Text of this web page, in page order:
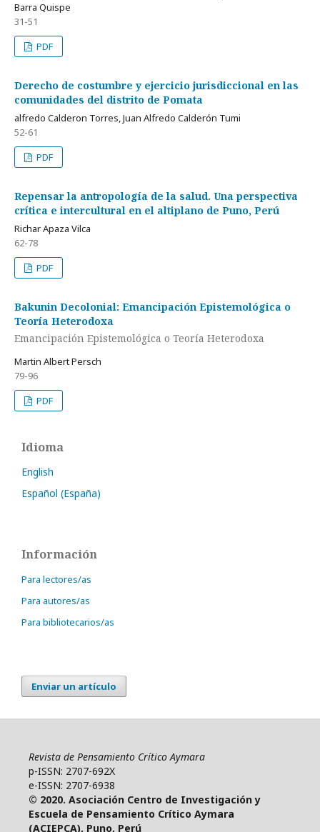
Barra Quispe
31-51
PDF
Derecho de costumbre y ejercicio jurisdiccional en las
comunidades del distrito de Pomata
alfredo Calderon Torres, Juan Alfredo Calderón Tumi
52-61
PDF
Repensar la antropología de la salud. Una perspectiva
crítica e intercultural en el altiplano de Puno, Perú
Richar Apaza Vilca
62-78
PDF
Bakunin Decolonial: Emancipación Epistemológica o
Teoría Heterodoxa
Emancipación Epistemológica o Teoría Heterodoxa
Martin Albert Persch
79-96
PDF
Idioma
English
Español (España)
Información
Para lectores/as
Para autores/as
Para bibliotecarios/as
Enviar un artículo
Revista de Pensamiento Crítico Aymara
p-ISSN: 2707-692X
e-ISSN: 2707-6938
© 2020. Asociación Centro de Investigación y
Escuela de Pensamiento Crítico Aymara
(ACIEPCA), Puno, Perú